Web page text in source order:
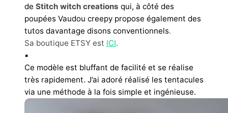
de Stitch witch creations qui, à côté des
poupées Vaudou creepy propose également des
tutos davantage disons conventionnels.
Sa boutique ETSY est ICI.
▪︎
Ce modèle est bluffant de facilité et se réalise
très rapidement. J’ai adoré réalisé les tentacules
via une méthode à la fois simple et ingénieuse.